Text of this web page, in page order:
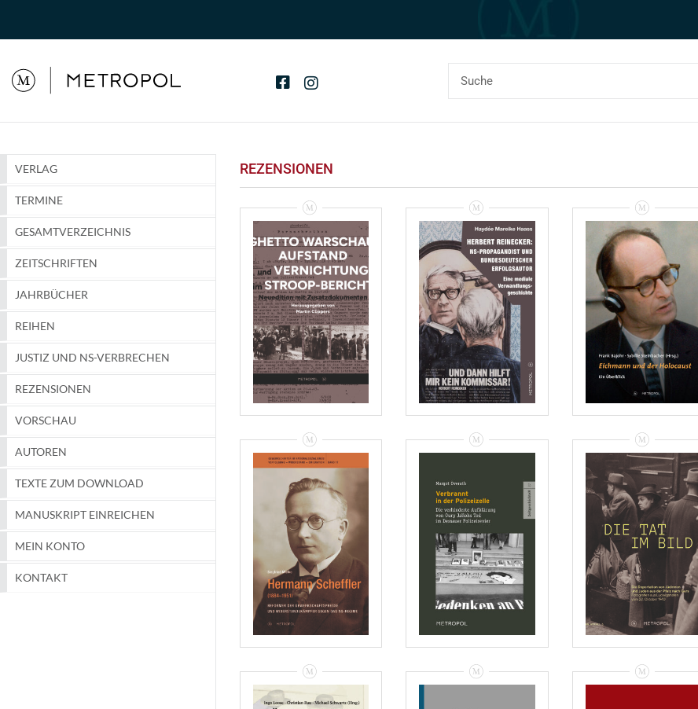
VERLAG
TERMINE
GESAMTVERZEICHNIS
ZEITSCHRIFTEN
JAHRBÜCHER
REIHEN
JUSTIZ UND NS-VERBRECHEN
REZENSIONEN
VORSCHAU
AUTOREN
TEXTE ZUM DOWNLOAD
MANUSKRIPT EINREICHEN
MEIN KONTO
KONTAKT
REZENSIONEN
Ghetto Warschau:
Aufstand Und
Vernichtung Im
Stroop-Bericht –
Rezension
VIEW
Haydée Mareike
Haass: Herbert
Reinecker: NS-
Propagandist Und
Bundesdeutscher
Erfolgsautor –
Rezensionen
VIEW
Frank
Bajohr/Sybille
Steinbacher
(Hrsg.): Eichmann
Und Der
Holocaust –
Rezension
VIEW
Siegfried Mielke:
Hermann Scheffler
(1884–1951) –
Rezensionen
VIEW
Margot Overath:
Verbrannt In Der
Rezensionen
VIEW
Stiftung
Topographie Des
Terrors/
Ludwigshafen
(Hrsg.): Die Tat Im
Bild – Rezension
VIEW